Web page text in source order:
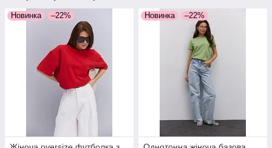
Новинка –22% Новинка –22%